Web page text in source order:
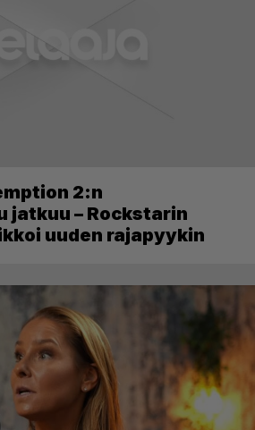
2:n
jatkuu – Rockstarin
uuden rajapyykin